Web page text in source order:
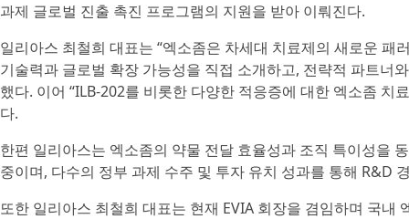
과제 글로벌 진출 촉진 프로그램의 지원을 받아 이뤄진다.
일리아스 최철희 대표는 “엑소좀은 차세대 치료제의 새로운 패
기술력과 글로벌 확장 가능성을 직접 소개하고, 전략적 파트너
했다. 이어 “ILB-202를 비롯한 다양한 적응증에 대한 엑소좀
다.
한편 일리아스는 엑소좀의 약물 전달 효율성과 조직 특이성을
중이며, 다수의 정부 과제 수주 및 투자 유치 성과를 통해 R&D
또한 일리아스 최철희 대표는 현재 EVIA 회장을 겸임하며 국내